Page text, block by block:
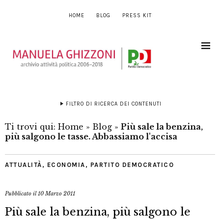
HOME BLOG PRESS KIT
FILTRO DI RICERCA DEI CONTENUTI
Ti trovi qui: Home » Blog » Più sale la benzina,
più salgono le tasse. Abbassiamo l'accisa
ATTUALITÀ , ECONOMIA , PARTITO DEMOCRATICO
Pubblicato il10 Marzo 2011
Più sale la benzina, più salgono le